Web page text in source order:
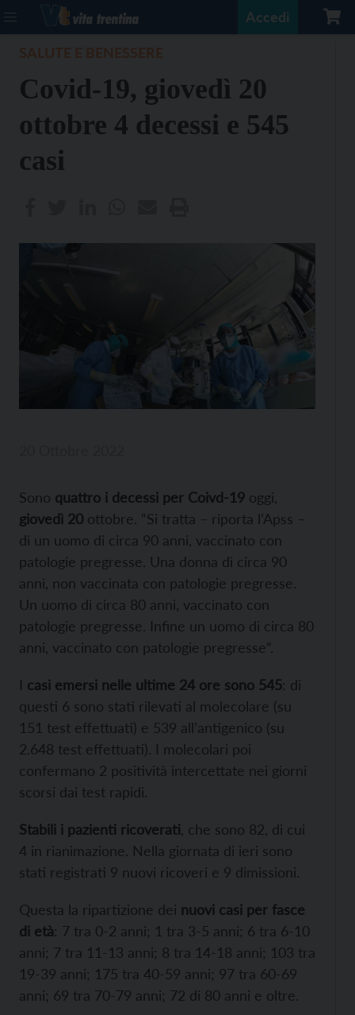
Accedi
Covid-19, giovedì 20
ottobre 4 decessi e 545
casi
Sono quattro i decessi per Coivd-19 oggi,
giovedì 20 ottobre. “Si tratta – riporta l’Apss –
di un uomo di circa 90 anni, vaccinato con
patologie pregresse. Una donna di circa 90
anni, non vaccinata con patologie pregresse.
Un uomo di circa 80 anni, vaccinato con
patologie pregresse. Infine un uomo di circa 80
anni, vaccinato con patologie pregresse”.
I casi emersi nelle ultime 24 ore sono 545: di
questi 6 sono stati rilevati al molecolare (su
151 test effettuati) e 539 all’antigenico (su
2.648 test effettuati). I molecolari poi
confermano 2 positività intercettate nei giorni
scorsi dai test rapidi.
Stabili i pazienti ricoverati, che sono 82, di cui
4 in rianimazione. Nella giornata di ieri sono
stati registrati 9 nuovi ricoveri e 9 dimissioni.
Questa la ripartizione dei nuovi casi per fasce
di età: 7 tra 0-2 anni; 1 tra 3-5 anni; 6 tra 6-10
anni; 7 tra 11-13 anni; 8 tra 14-18 anni; 103 tra
19-39 anni; 175 tra 40-59 anni; 97 tra 60-69
anni; 69 tra 70-79 anni; 72 di 80 anni e oltre.